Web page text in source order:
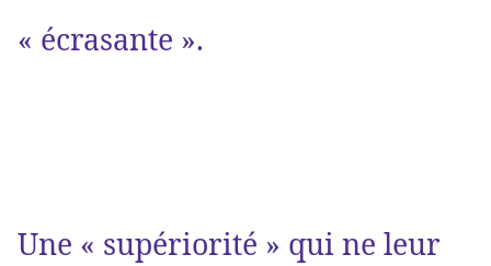
« écrasante ».
Une « supériorité » qui ne leur